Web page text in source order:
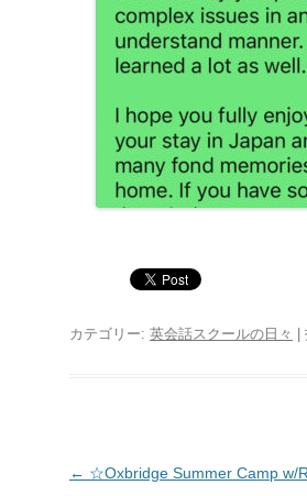
カテゴリー: 英会話スクールの日々 |
投稿ナビゲーション
← ☆Oxbridge Summer Camp w/